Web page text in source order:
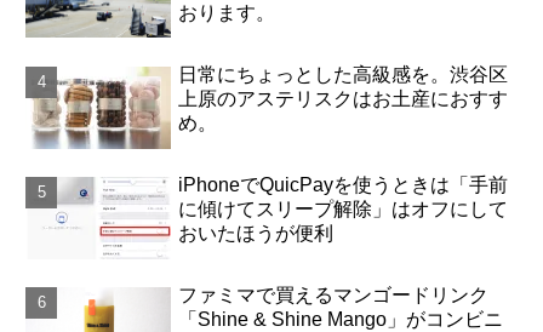
おります。
日常にちょっとした高級感を。渋谷区
上原のアステリスクはお土産におすす
め。
iPhoneでQuicPayを使うときは「手前
に傾けてスリープ解除」はオフにして
おいたほうが便利
ファミマで買えるマンゴードリンク
「Shine & Shine Mango」がコンビニ